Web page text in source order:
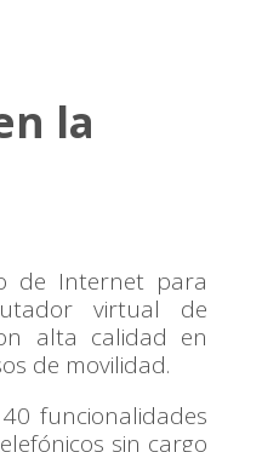
la
de Internet para
virtual de
alta calidad en
de movilidad.
funcionalidades
sin cargo